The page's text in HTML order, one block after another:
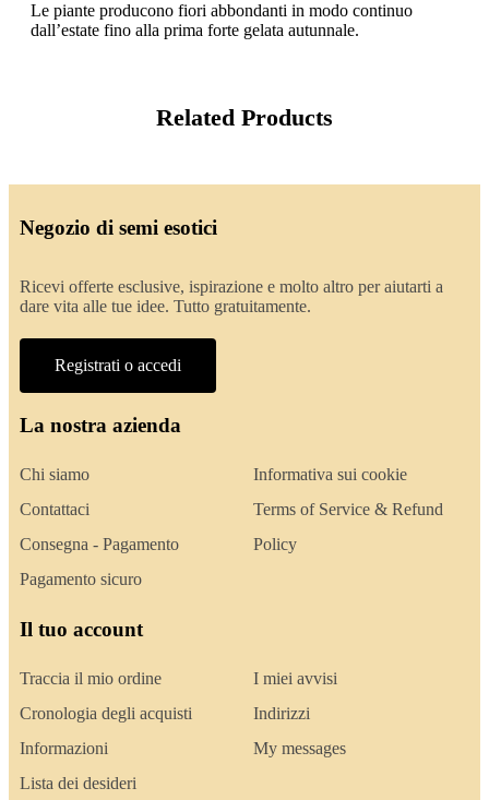
Le piante producono fiori abbondanti in modo continuo
dall’estate fino alla prima forte gelata autunnale.
Related Products
Negozio di semi esotici
Ricevi offerte esclusive, ispirazione e molto altro per aiutarti a
dare vita alle tue idee. Tutto gratuitamente.
Registrati o accedi
La nostra azienda
Chi siamo
Contattaci
Consegna - Pagamento
Pagamento sicuro
Informativa sui cookie
Terms of Service & Refund
Policy
Il tuo account
Traccia il mio ordine
Cronologia degli acquisti
Informazioni
Lista dei desideri
I miei avvisi
Indirizzi
My messages